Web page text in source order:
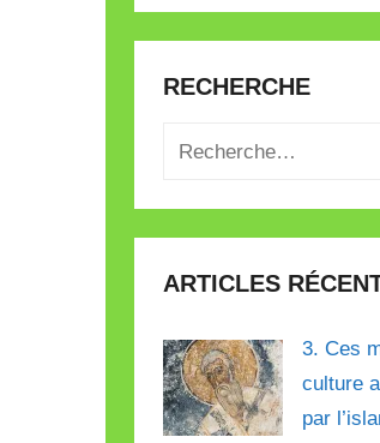
RECHERCHE
Recherche
:
ARTICLES
3. Ces
culture
par